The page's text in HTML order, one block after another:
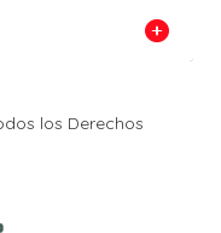
los Derechos